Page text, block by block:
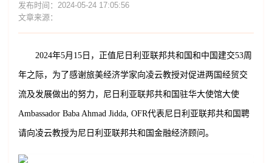
发布时间：2024-05-24 17:05:56
文章来源：
2024年5月15日，正值尼日利亚联邦共和国和中国建交53周
年之际，为了感谢旅美经济学家向凌云教授对促进两国经贸交
流及发展做出的努力，尼日利亚联邦共和国驻华大使馆大使
Ambassador Baba Ahmad Jidda, OFR代表尼日利亚联邦共和国聘
请向凌云教授为尼日利亚联邦共和国金融经济顾问。